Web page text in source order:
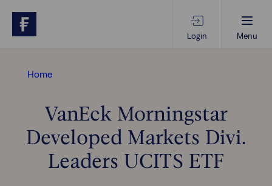
Login Menu
Beratungs-Tools
Anlagethemen
Anlagestrategien
Home
VanEck Morningstar
Developed Markets Divi.
Leaders UCITS ETF